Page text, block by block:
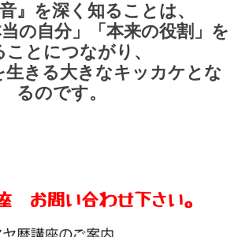
』を深く知ることは、
の自分」「本来の役割」を
ことにつながり、
生きる大きなキッカケとな
るのです。
お問い合わせ下さい。